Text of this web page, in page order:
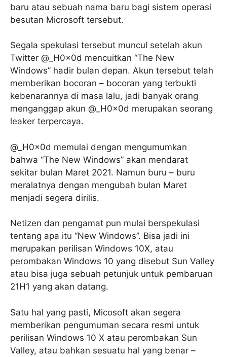
baru atau sebuah nama baru bagi sistem operasi
besutan Microsoft tersebut.
Segala spekulasi tersebut muncul setelah akun
Twitter @_H0x0d mencuitkan “The New
Windows” hadir bulan depan. Akun tersebut telah
memberikan bocoran – bocoran yang terbukti
kebenarannya di masa lalu, jadi banyak orang
menganggap akun @_H0x0d merupakan seorang
leaker terpercaya.
@_H0x0d memulai dengan mengumumkan
bahwa “The New Windows” akan mendarat
sekitar bulan Maret 2021. Namun buru – buru
meralatnya dengan mengubah bulan Maret
menjadi segera dirilis.
Netizen dan pengamat pun mulai berspekulasi
tentang apa itu “New Windows”. Bisa jadi ini
merupakan perilisan Windows 10X, atau
perombakan Windows 10 yang disebut Sun Valley
atau bisa juga sebuah petunjuk untuk pembaruan
21H1 yang akan datang.
Satu hal yang pasti, Micosoft akan segera
memberikan pengumuman secara resmi untuk
perilisan Windows 10 X atau perombakan Sun
Valley, atau bahkan sesuatu hal yang benar –